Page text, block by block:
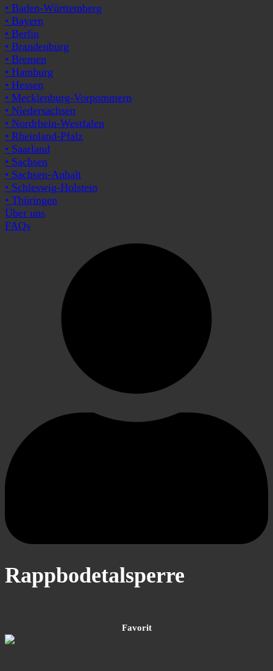
• Baden-Württemberg
• Bayern
• Berlin
• Brandenburg
• Bremen
• Hamburg
• Hessen
• Mecklenburg-Vorpommern
• Niedersachsen
• Nordrhein-Westfalen
• Rheinland-Pfalz
• Saarland
• Sachsen
• Sachsen-Anhalt
• Schleswig-Holstein
• Thüringen
Über uns
FAQs
Rappbodetalsperre
Favorit